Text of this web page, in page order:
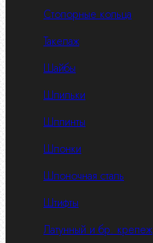
Стопорные кольца
Такелаж
Шайбы
Шпильки
Шплинты
Шпонки
Шпоночная сталь
Штифты
Латунный и бр. крепеж